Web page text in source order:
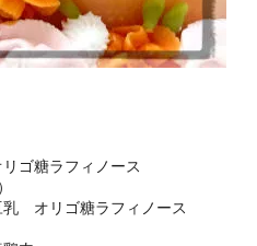
ゴ糖ラフィノース
オリゴ糖ラフィノース